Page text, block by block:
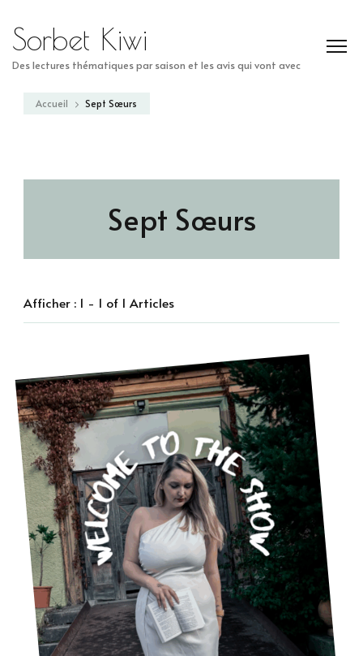
Sorbet Kiwi
Des lectures thématiques par saison et les avis qui vont avec
Accueil Sept Sœurs
Sept Sœurs
Afficher : 1 - 1 of 1 Articles